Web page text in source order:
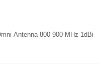
Antenna 800-900 MHz 1dBi